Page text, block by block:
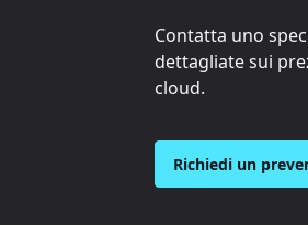
Contatta uno
dettagliate sui
cloud.
Richiedi un